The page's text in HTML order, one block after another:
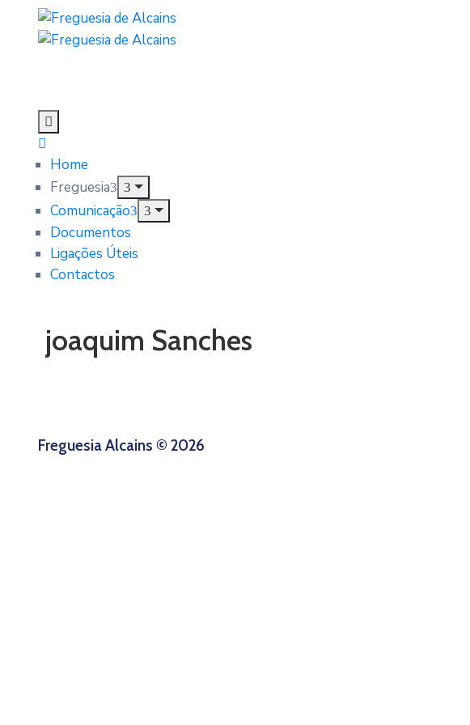
Home
Freguesia
Comunicação
Documentos
Ligações Úteis
Contactos
joaquim Sanches
Freguesia Alcains © 2026